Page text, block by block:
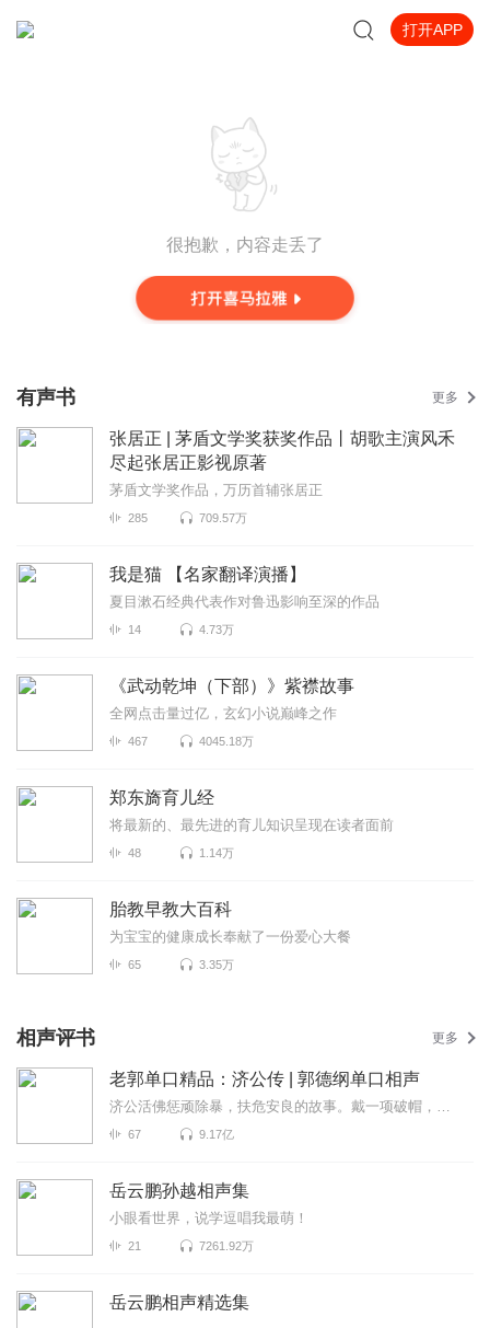
打开APP
很抱歉，内容走丢了
有声书 更多
张居正 | 茅盾文学奖获奖作品丨胡歌主演风禾
尽起张居正影视原著
茅盾文学奖作品，万历首辅张居正
285 709.57万
我是猫 【名家翻译演播】
夏目漱石经典代表作对鲁迅影响至深的作品
14 4.73万
《武动乾坤（下部）》紫襟故事
全网点击量过亿，玄幻小说巅峰之作
467 4045.18万
郑东旖育儿经
将最新的、最先进的育儿知识呈现在读者面前
48 1.14万
胎教早教大百科
为宝宝的健康成长奉献了一份爱心大餐
65 3.35万
相声评书 更多
老郭单口精品：济公传 | 郭德纲单口相声
济公活佛惩顽除暴，扶危安良的故事。戴一项破帽，穿一袭破袈裟，拿一把破扇，趿拉着一双破鞋的济公和尚...
67 9.17亿
岳云鹏孙越相声集
小眼看世界，说学逗唱我最萌！
21 7261.92万
岳云鹏相声精选集